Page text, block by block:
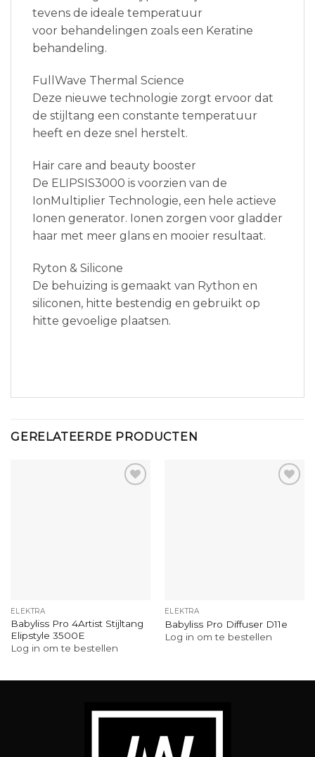
tevens de ideale temperatuur
voor behandelingen zoals een Keratine
behandeling.
FullWave Thermal Science
Deze nieuwe technologie zorgt ervoor dat
de stijltang een constante temperatuur
heeft en deze snel herstelt.
Hair care and beauty booster
De ELIPSIS3000 is voorzien van de
IonMultiplier Technologie, een hele actieve
Ionen generator. Ionen zorgen voor gladder
haar met meer glans en mooier resultaat.
Ryton & Silicone
De behuizing is gemaakt van Rython en
siliconen, hitte bestendig en gebruikt op
hitte gevoelige plaatsen.
GERELATEERDE PRODUCTEN
ELEKTRA
Babyliss Pro 4Artist Stijltang
Elipstyle 3500E
Log in om te bestellen
ELEKTRA
Babyliss Pro Diffuser D11e
Log in om te bestellen